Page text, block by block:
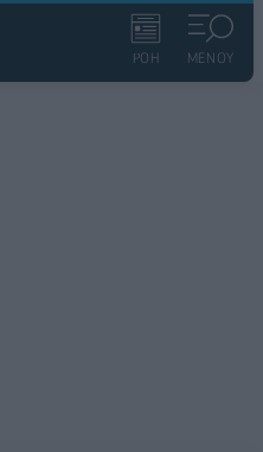
ΡΟΗ ΜΕΝΟΥ